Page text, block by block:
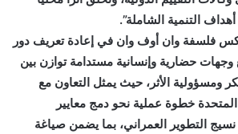
التنمية الشاملة”.
فلسفة وان أوف وان في إعادة تعريف دور
وجهات حضارية وإنسانية مستدامة توازن بين
ومسؤولية الأثر، حيث يمثل التعاون مع
المتحدة خطوة عملية نحو دمج معايير
نسيج التطوير العمراني، بما يضمن صياغة